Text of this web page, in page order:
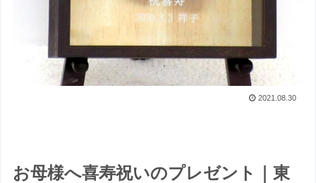
2021.08.30
お母様へ喜寿祝いのプレゼント｜東